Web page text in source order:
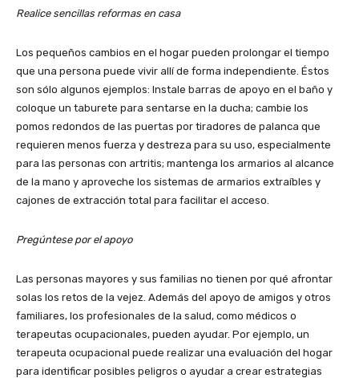
Realice sencillas reformas en casa
Los pequeños cambios en el hogar pueden prolongar el tiempo
que una persona puede vivir allí de forma independiente. Éstos
son sólo algunos ejemplos: Instale barras de apoyo en el baño y
coloque un taburete para sentarse en la ducha; cambie los
pomos redondos de las puertas por tiradores de palanca que
requieren menos fuerza y destreza para su uso, especialmente
para las personas con artritis; mantenga los armarios al alcance
de la mano y aproveche los sistemas de armarios extraíbles y
cajones de extracción total para facilitar el acceso.
Pregúntese por el apoyo
Las personas mayores y sus familias no tienen por qué afrontar
solas los retos de la vejez. Además del apoyo de amigos y otros
familiares, los profesionales de la salud, como médicos o
terapeutas ocupacionales, pueden ayudar. Por ejemplo, un
terapeuta ocupacional puede realizar una evaluación del hogar
para identificar posibles peligros o ayudar a crear estrategias